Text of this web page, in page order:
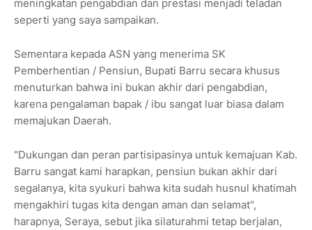
meningkatan pengabdian dan prestasi menjadi teladan
seperti yang saya sampaikan.
Sementara kepada ASN yang menerima SK
Pemberhentian / Pensiun, Bupati Barru secara khusus
menuturkan bahwa ini bukan akhir dari pengabdian,
karena pengalaman bapak / ibu sangat luar biasa dalam
memajukan Daerah.
"Dukungan dan peran partisipasinya untuk kemajuan Kab.
Barru sangat kami harapkan, pensiun bukan akhir dari
segalanya, kita syukuri bahwa kita sudah husnul khatimah
mengakhiri tugas kita dengan aman dan selamat",
harapnya, Seraya, sebut jika silaturahmi tetap berjalan,